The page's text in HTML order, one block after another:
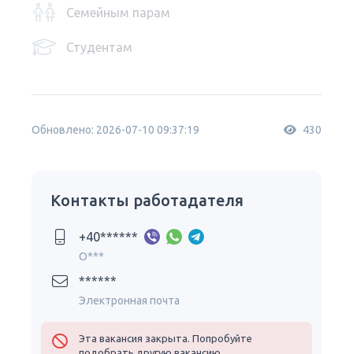
Семейным парам
Студентам
Обновлено: 2026-07-10 09:37:19 430
Контакты работадателя
+40******
O***
******
Электронная почта
Эта вакансия закрыта. Попробуйте